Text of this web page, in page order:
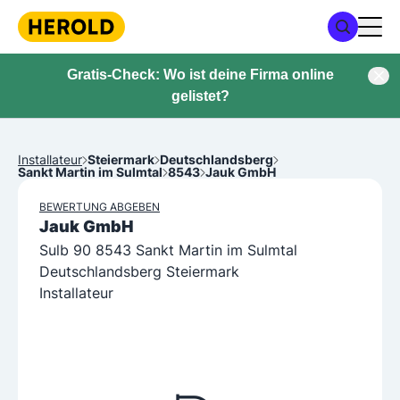
Gratis-Check: Wo ist deine Firma online
gelistet?
Installateur Steiermark Deutschlandsberg
Sankt Martin im Sulmtal 8543 Jauk GmbH
BEWERTUNG ABGEBEN
Jauk GmbH
Sulb 90 8543 Sankt Martin im Sulmtal
Deutschlandsberg Steiermark
Installateur